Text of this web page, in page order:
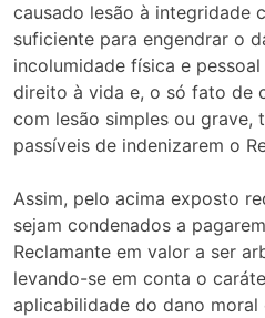
causado lesão à integridade
suficiente para engendrar o
incolumidade física e
direito à vida e, o só fato de
com lesão simples ou grave,
passíveis de indenizarem o
Assim, pelo acima exposto
sejam condenados a
Reclamante em valor a ser
levando-se em conta o
aplicabilidade do dano moral